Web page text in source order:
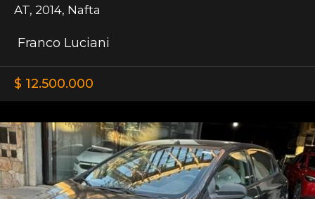
AT, 2014, Nafta
Franco Luciani
$ 12.500.000